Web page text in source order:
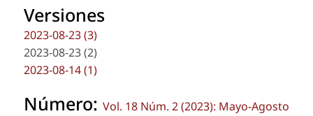
Versiones
2023-08-23 (3)
2023-08-23 (2)
2023-08-14 (1)
Número: Vol. 18 Núm. 2 (2023): Mayo-Agosto